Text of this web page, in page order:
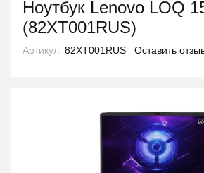
Ноутбук Lenovo LOQ
(82XT001RUS)
Артикул: 82XT001RUS Оставить